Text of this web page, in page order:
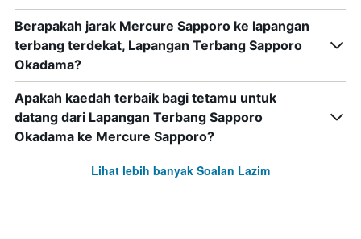
Berapakah jarak Mercure Sapporo ke lapangan
terbang terdekat, Lapangan Terbang Sapporo
Okadama?
Apakah kaedah terbaik bagi tetamu untuk
datang dari Lapangan Terbang Sapporo
Okadama ke Mercure Sapporo?
Lihat lebih banyak Soalan Lazim